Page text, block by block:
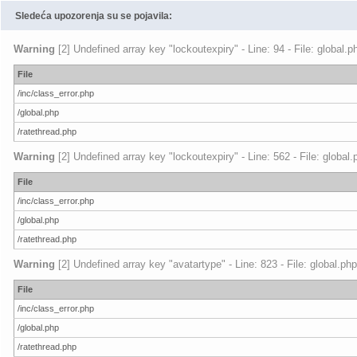
Sledeća upozorenja su se pojavila:
Warning [2] Undefined array key "lockoutexpiry" - Line: 94 - File:
File
/inc/class_error.php
/global.php
/ratethread.php
Warning [2] Undefined array key "lockoutexpiry" - Line: 562 - File:
File
/inc/class_error.php
/global.php
/ratethread.php
Warning [2] Undefined array key "avatartype" - Line: 823 - File:
File
/inc/class_error.php
/global.php
/ratethread.php